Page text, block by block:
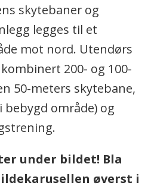
skytebaner og
legges til et
mot nord. Utendørs
200- og 100-
50-meters skytebane,
bebygd område) og
under bildet! Bla
øverst i